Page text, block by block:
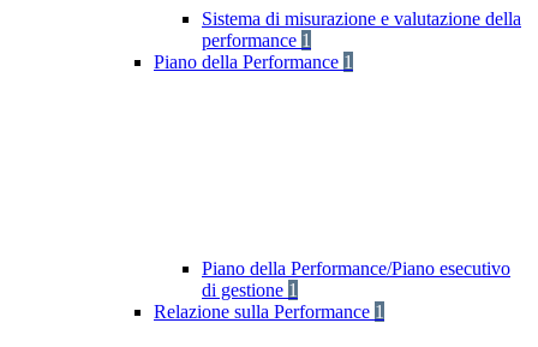
Sistema di misurazione e valutazione della
performance 1
Piano della Performance 1
Piano della Performance/Piano esecutivo
di gestione 1
Relazione sulla Performance 1